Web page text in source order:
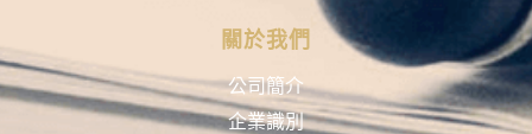
關於我們
公司簡介
企業識別